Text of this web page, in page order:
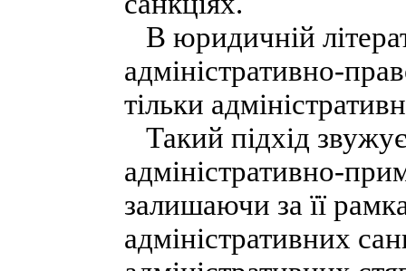
В юридичній
адміністративно-
тільки
Такий підхід
адміністративно-
залишаючи за її
адміністративних